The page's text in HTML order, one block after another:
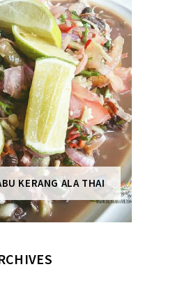
KERANG ALA THAI